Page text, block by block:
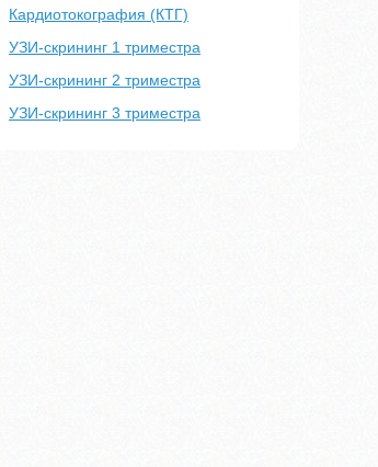
Кардиотокография (КТГ)
УЗИ-скрининг 1 триместра
УЗИ-скрининг 2 триместра
УЗИ-скрининг 3 триместра